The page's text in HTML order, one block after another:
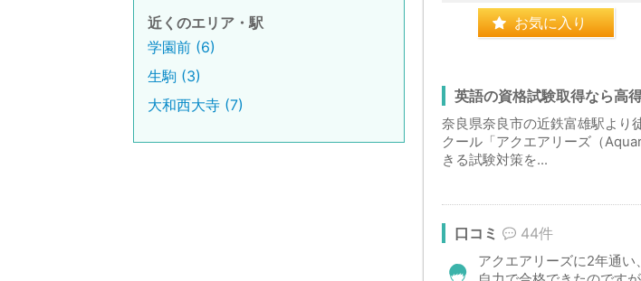
近くのエリア・駅
学園前 (6)
生駒 (3)
大和西大寺 (7)
お気に入り
英語の資格試験取得なら高
奈良県奈良市の近鉄富雄駅より
クール「アクエアリーズ（
きる試験対策を...
口コミ 44件
アクエアリーズに2年通